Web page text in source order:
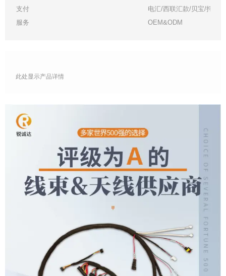
支付
电汇/西联汇款/贝宝/托管
服务
OEM&ODM
此处显示产品详情